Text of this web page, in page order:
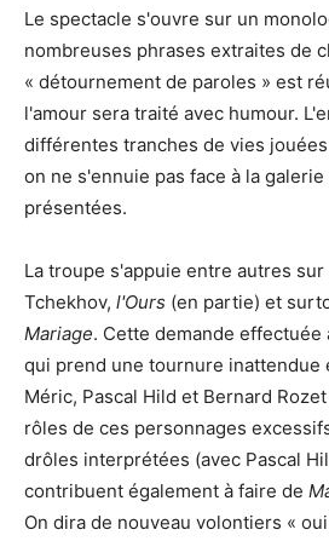
Le spectacle s'ouvre sur un
nombreuses phrases extraites de
« détournement de paroles » est
l'amour sera traité avec humour.
différentes tranches de vies
on ne s'ennuie pas face à la
présentées.
La troupe s'appuie entre autres
Tchekhov, l'Ours (en partie) et
Mariage. Cette demande effectuée
qui prend une tournure inattendue
Méric, Pascal Hild et Bernard
rôles de ces personnages
drôles interprétées (avec Pascal
contribuent également à faire de
On dira de nouveau volontiers «